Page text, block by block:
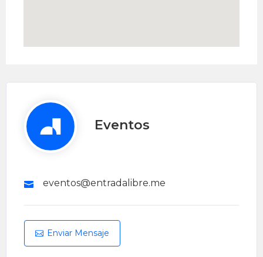
Eventos
eventos@entradalibre.me
Enviar Mensaje